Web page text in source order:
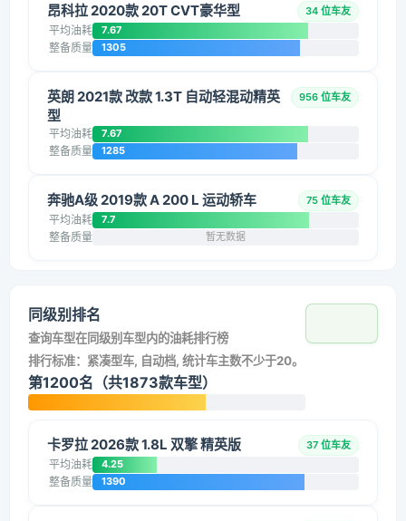
昂科拉 2020款 20T CVT豪华型 34 位车友
平均油耗 7.67
整备质量 1305
英朗 2021款 改款 1.3T 自动轻混动精英
型
956 位车友
平均油耗 7.67
整备质量 1285
奔驰A级 2019款 A 200 L 运动轿车 75 位车友
平均油耗 7.7
整备质量 暂无数据
同级别排名
查询车型在同级别车型内的油耗排行榜
排行标准：紧凑型车, 自动档, 统计车主数不少于20。
第1200名（共1873款车型）
卡罗拉 2026款 1.8L 双擎 精英版 37 位车友
平均油耗 4.25
整备质量 1390